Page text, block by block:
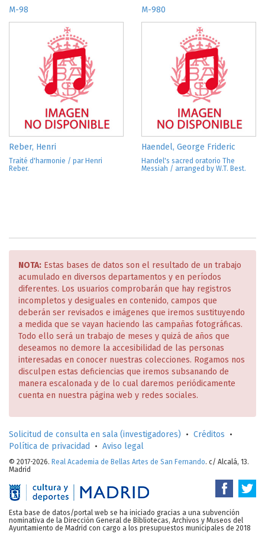
M-98
Reber, Henri
Traité d'harmonie / par Henri
Reber.
M-980
Haendel, George Frideric
Handel's sacred oratorio The
Messiah / arranged by W.T. Best.
NOTA: Estas bases de datos son el resultado de un trabajo
acumulado en diversos departamentos y en períodos
diferentes. Los usuarios comprobarán que hay registros
incompletos y desiguales en contenido, campos que
deberán ser revisados e imágenes que iremos sustituyendo
a medida que se vayan haciendo las campañas fotográficas.
Todo ello será un trabajo de meses y quizá de años que
deseamos no demore la accesibilidad de las personas
interesadas en conocer nuestras colecciones. Rogamos nos
disculpen estas deficiencias que iremos subsanando de
manera escalonada y de lo cual daremos periódicamente
cuenta en nuestra página web y redes sociales.
Solicitud de consulta en sala (investigadores) • Créditos •
Política de privacidad
• Aviso legal
© 2017-2026. Real Academia de Bellas Artes de San Fernando. c/ Alcalá, 13.
Madrid
Esta base de datos/portal web se ha iniciado gracias a una subvención
nominativa de la Dirección General de Bibliotecas, Archivos y Museos del
Ayuntamiento de Madrid con cargo a los presupuestos municipales de 2018